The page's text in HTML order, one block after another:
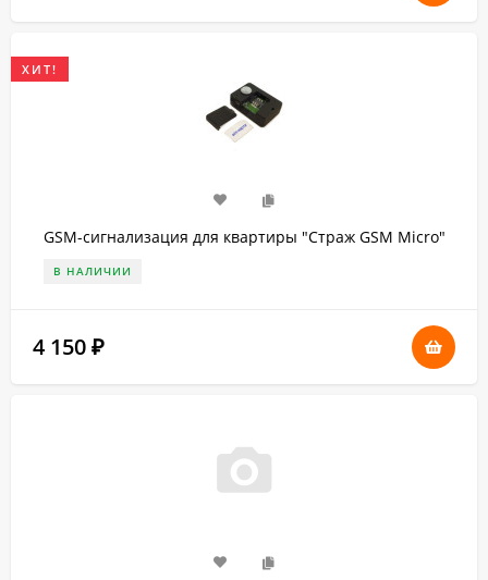
ХИТ!
GSM-сигнализация для квартиры "Страж GSM Micro"
В НАЛИЧИИ
4 150 ₽